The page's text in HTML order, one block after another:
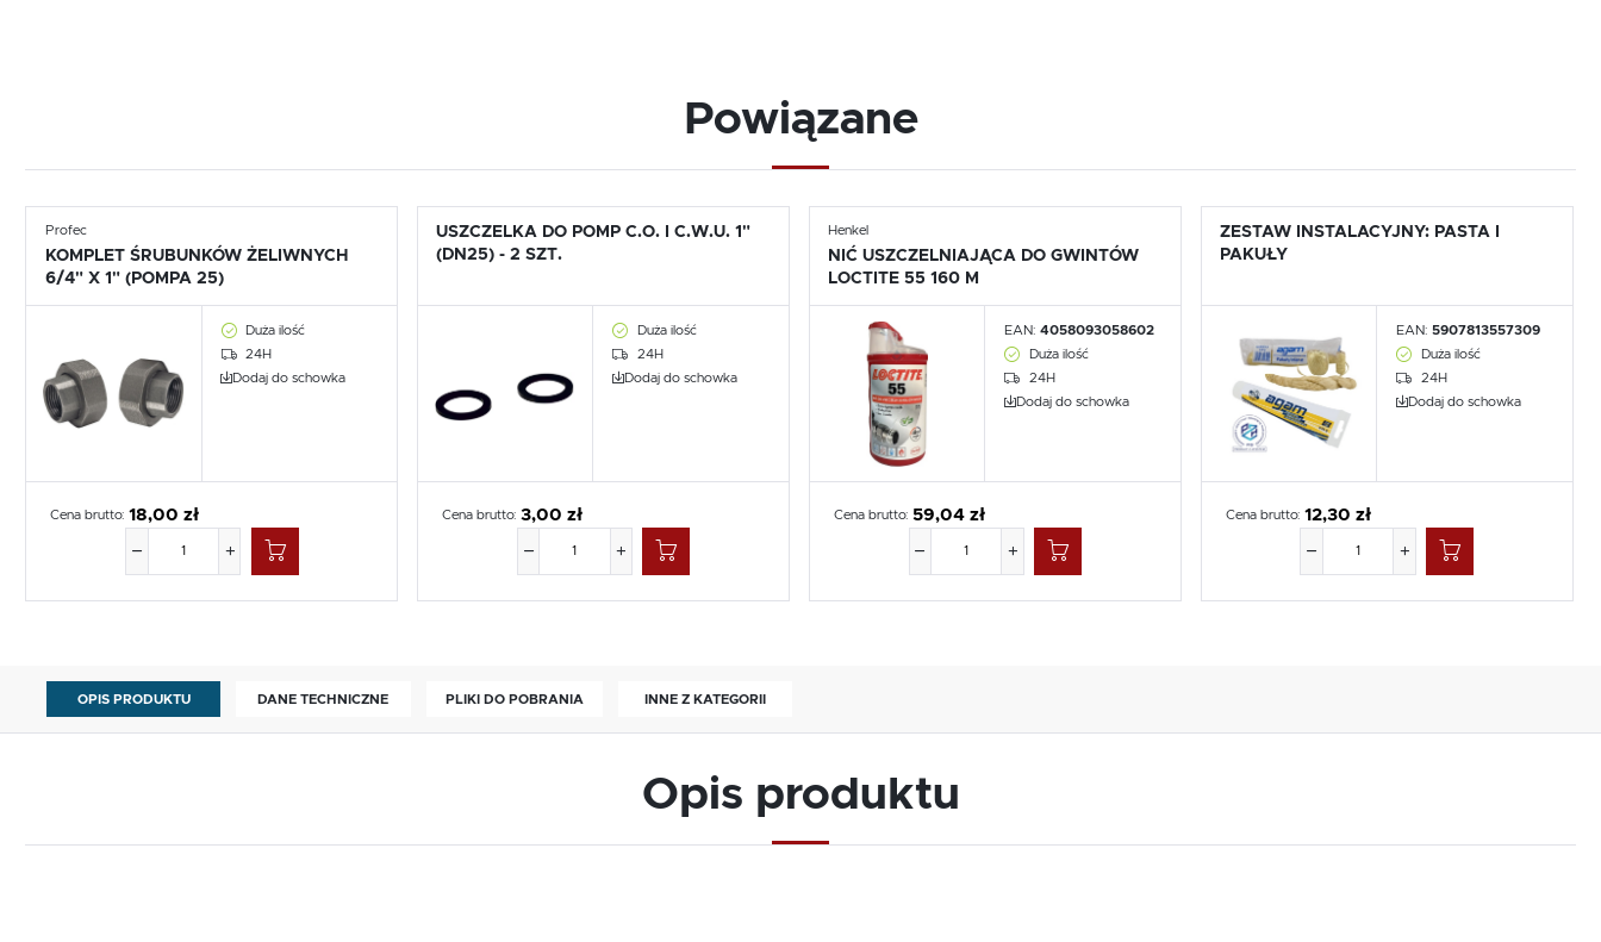
Powiązane
Profec
KOMPLET ŚRUBUNKÓW ŻELIWNYCH
6/4" X 1" (POMPA 25)
Duża ilość
24H
Dodaj do schowka
Cena brutto:18,00 zł
USZCZELKA DO POMP C.O. I C.W.U. 1"
(DN25) - 2 SZT.
Duża ilość
24H
Dodaj do schowka
Cena brutto:3,00 zł
Henkel
NIĆ USZCZELNIAJĄCA DO GWINTÓW
LOCTITE 55 160 M
EAN: 4058093058602
Duża ilość
24H
Dodaj do schowka
Cena brutto: 59,04 zł
ZESTAW INSTALACYJNY: PASTA I
PAKUŁY
EAN: 5907813557309
Duża ilość
24H
Dodaj do schowka
Cena brutto: 12,30 zł
OPIS PRODUKTU DANE TECHNICZNE PLIKI DO POBRANIA INNE Z KATEGORII
Opis produktu